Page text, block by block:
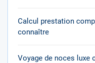
Calcul prestation
connaître
Voyage de noces luxe